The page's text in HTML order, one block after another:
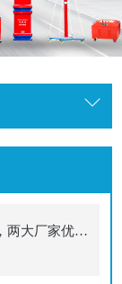
国网严选，六氟化硫检测仪行业优选品牌，两大厂家优势解析​